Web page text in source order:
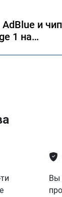
и чип
1 на
Вы